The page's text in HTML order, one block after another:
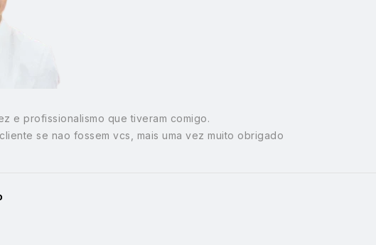
e profissionalismo que tiveram comigo.
se nao fossem vcs, mais uma vez muito obrigado